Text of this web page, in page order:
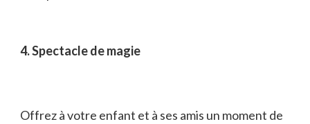
4. Spectacle de​ magie
Offrez à votre enfant et à ses amis​ un moment de